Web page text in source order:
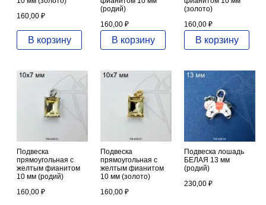
160,00 ₽
В корзину
(родий)
160,00 ₽
В корзину
(золото)
160,00 ₽
В корзину
Подвеска
прямоугольная с
желтым фианитом
10 мм (родий)
160,00 ₽
Подвеска
прямоугольная с
желтым фианитом
10 мм (золото)
160,00 ₽
Подвеска лошадь
БЕЛАЯ 13 мм
(родий)
230,00 ₽